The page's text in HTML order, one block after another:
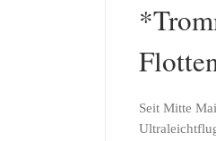
Seit Mitte